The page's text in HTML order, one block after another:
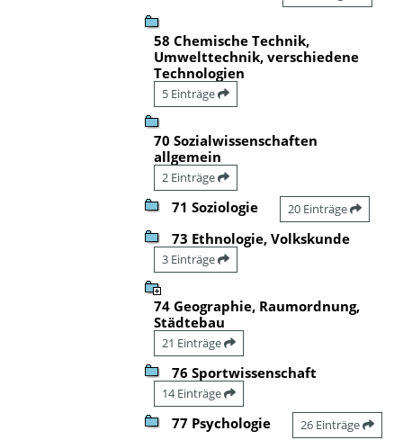
58 Chemische Technik,
Umwelttechnik, verschiedene
Technologien
5 Einträge
70 Sozialwissenschaften
allgemein
2 Einträge
71 Soziologie 20 Einträge
73 Ethnologie, Volkskunde
3 Einträge
74 Geographie, Raumordnung,
Städtebau
21 Einträge
76 Sportwissenschaft
14 Einträge
77 Psychologie 26 Einträge